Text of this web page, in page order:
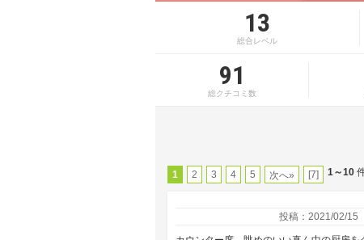
13
総合レベル
91
総クチコミ数
1 2 3 4 5 次へ» [7] 1～10
投稿：2021/02/15